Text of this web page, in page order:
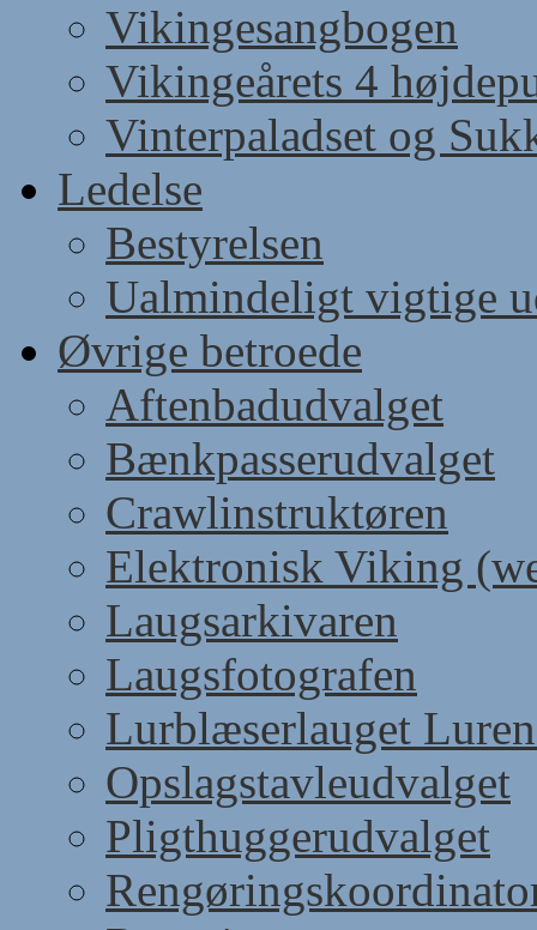
Vikingesangbogen
Vikingeårets 4
Vinterpaladset og
Ledelse
Bestyrelsen
Ualmindeligt vigtige
Øvrige betroede
Aftenbadudvalget
Bænkpasserudvalget
Crawlinstruktøren
Elektronisk Viking
Laugsarkivaren
Laugsfotografen
Lurblæserlauget
Opslagstavleudvalget
Pligthuggerudvalget